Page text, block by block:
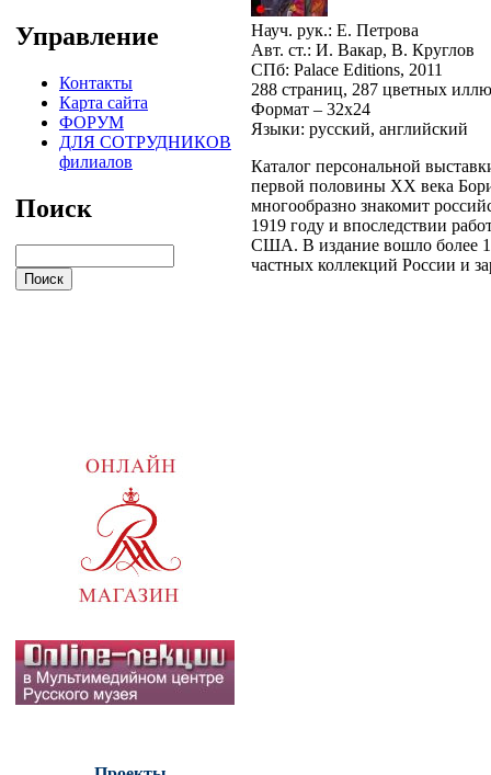
Управление
Контакты
Карта сайта
ФОРУМ
ДЛЯ СОТРУДНИКОВ
филиалов
Поиск
Науч. рук.: Е. Петрова
Авт. ст.: И. Вакар, В. Круглов
СПб: Palace Editions, 2011
288 страниц, 287 цветных
Формат – 32x24
Языки: русский, английский
Каталог персональной
первой половины ХХ века
многообразно знакомит
1919 году и впоследствии
США. В издание вошло более
частных коллекций России и